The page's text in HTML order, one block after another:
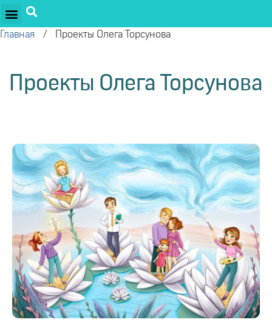
Главная / Проекты Олега Торсунова
Проекты Олега Торсунова